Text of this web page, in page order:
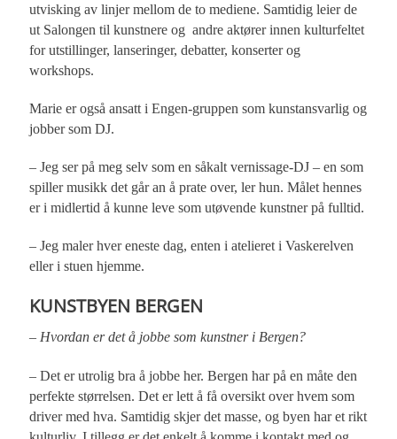
utvisking av linjer mellom de to mediene. Samtidig leier de
ut Salongen til kunstnere og andre aktører innen kulturfeltet
for utstillinger, lanseringer, debatter, konserter og
workshops.
Marie er også ansatt i Engen-gruppen som kunstansvarlig og
jobber som DJ.
– Jeg ser på meg selv som en såkalt vernissage-DJ – en som
spiller musikk det går an å prate over, ler hun. Målet hennes
er i midlertid å kunne leve som utøvende kunstner på fulltid.
– Jeg maler hver eneste dag, enten i atelieret i Vaskerelven
eller i stuen hjemme.
KUNSTBYEN BERGEN
– Hvordan er det å jobbe som kunstner i Bergen?
– Det er utrolig bra å jobbe her. Bergen har på en måte den
perfekte størrelsen. Det er lett å få oversikt over hvem som
driver med hva. Samtidig skjer det masse, og byen har et rikt